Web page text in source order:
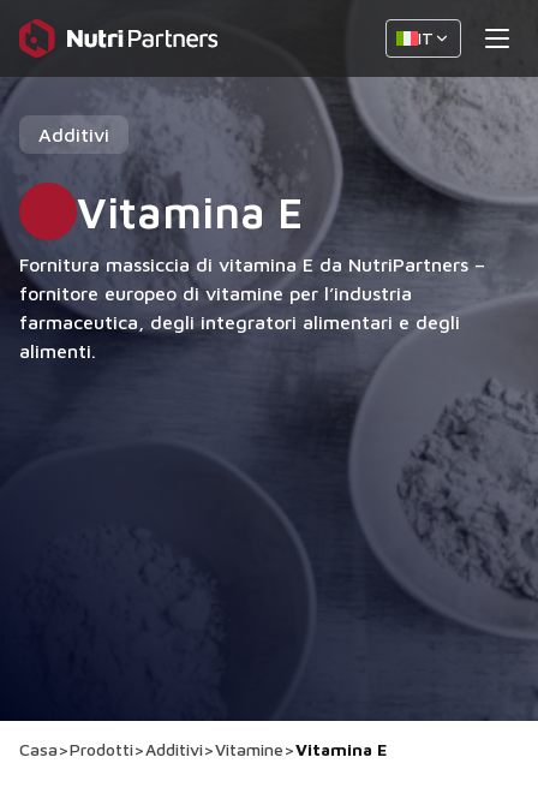
IT
Additivi
Vitamina E
Fornitura massiccia di vitamina E da NutriPartners –
fornitore europeo di vitamine per l’industria
farmaceutica, degli integratori alimentari e degli
alimenti.
Casa>Prodotti>Additivi>Vitamine>Vitamina E